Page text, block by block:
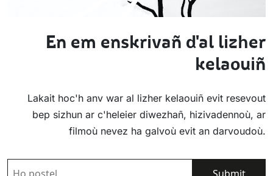
En em enskrivañ d'al lizher
kelaouiñ
Lakait hoc'h anv war al lizher kelaouiñ evit resevout
bep sizhun ar c'heleier diwezhañ, hizivadennoù, ar
filmoù nevez ha galvoù evit an darvoudoù.
POSTEL